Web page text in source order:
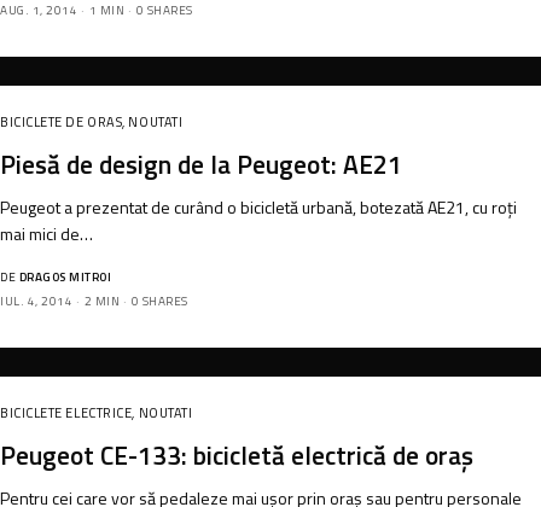
AUG. 1, 2014
1 MIN 0 SHARES
BICICLETE DE ORAS, NOUTATI
Piesă de design de la Peugeot: AE21
Peugeot a prezentat de curând o bicicletă urbană, botezată AE21, cu roți
mai mici de…
DE DRAGOS MITROI
IUL. 4, 2014
2 MIN 0 SHARES
BICICLETE ELECTRICE, NOUTATI
Peugeot CE-133: bicicletă electrică de oraș
Pentru cei care vor să pedaleze mai ușor prin oraș sau pentru personale